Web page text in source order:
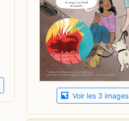
Voir les 3 images